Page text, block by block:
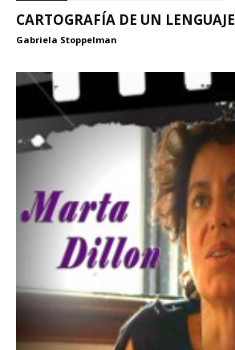
CARTOGRAFÍA DE UN LENGUAJE
Gabriela Stoppelman